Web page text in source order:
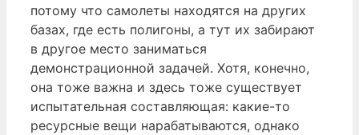
потому что самолеты находятся на других
базах, где есть полигоны, а тут их забирают
в другое место заниматься
демонстрационной задачей. Хотя, конечно,
она тоже важна и здесь тоже существует
испытательная составляющая: какие-то
ресурсные вещи нарабатываются, однако